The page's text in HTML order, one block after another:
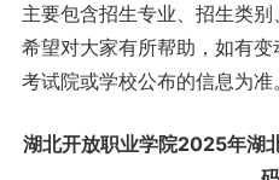
主要包含招生专业、招生类别
希望对大家有所帮助，如有
考试院或学校公布的信息为准。
湖北开放职业学院2025年湖